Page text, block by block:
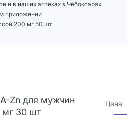
и в наших аптеках в Чебоксарах
приложении
200 мг 50 шт
Zn для мужчин
мг 30 шт
Цена